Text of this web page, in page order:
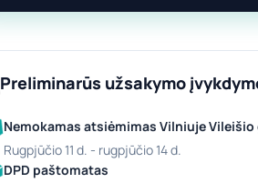
Preliminarūs užsakymo
Nemokamas atsiėmimas Vilniuje Vileišio
rugpjūčio 11 d. - rugpjūčio 14 d.
DPD paštomatas